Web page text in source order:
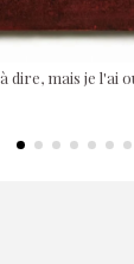
dire, mais je l'ai